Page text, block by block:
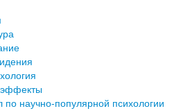
эффекты
научно-популярной психологии